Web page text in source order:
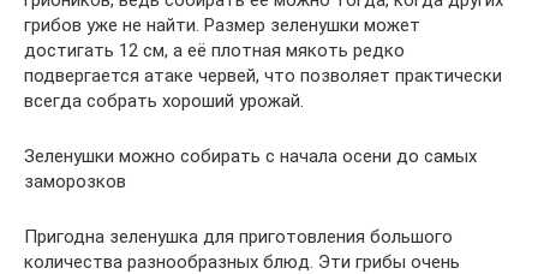
грибов уже не найти. Размер зеленушки может
достигать 12 см, а её плотная мякоть редко
подвергается атаке червей, что позволяет практически
всегда собрать хороший урожай.
Зеленушки можно собирать с начала осени до самых
заморозков
Пригодна зеленушка для приготовления большого
количества разнообразных блюд. Эти грибы очень